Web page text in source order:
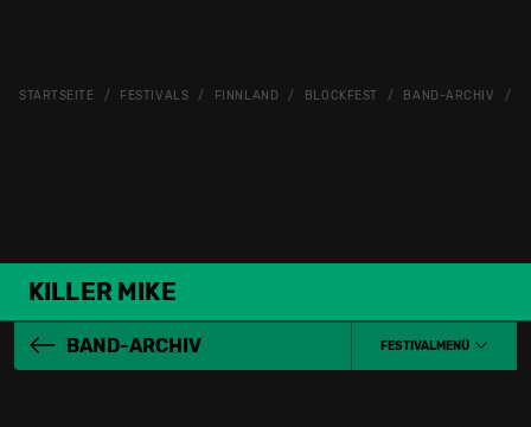
STARTSEITE FESTIVALS FINNLAND BLOCKFEST BAND-ARCHIV
KILLER MIKE
BAND-ARCHIV FESTIVALMENÜ